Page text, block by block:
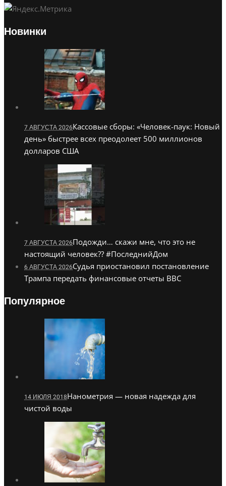
Новинки
7 АВГУСТА 2026Кассовые сборы: «Человек-паук: Новый
день» быстрее всех преодолеет 500 миллионов
долларов США
7 АВГУСТА 2026Подожди… скажи мне, что это не
настоящий человек?? #ПоследнийДом
6 АВГУСТА 2026Судья приостановил постановление
Трампа передать финансовые отчеты BBC
Популярное
14 ИЮЛЯ 2018Нанометрия — новая надежда для
чистой воды